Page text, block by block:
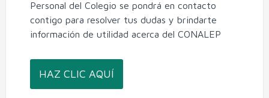
Personal del Colegio se pondrá en contacto
contigo para resolver tus dudas y brindarte
información de utilidad acerca del CONALEP
HAZ CLIC AQUÍ